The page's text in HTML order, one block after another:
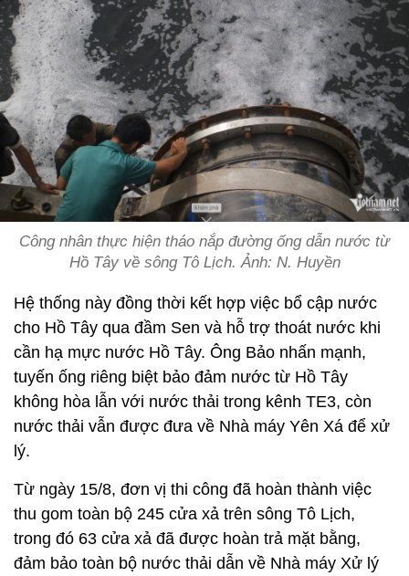
Công nhân thực hiện tháo nắp đường ống dẫn nước từ
Hồ Tây về sông Tô Lịch. Ảnh: N. Huyền
Hệ thống này đồng thời kết hợp việc bổ cập nước
cho Hồ Tây qua đầm Sen và hỗ trợ thoát nước khi
cần hạ mực nước Hồ Tây. Ông Bảo nhấn mạnh,
tuyến ống riêng biệt bảo đảm nước từ Hồ Tây
không hòa lẫn với nước thải trong kênh TE3, còn
nước thải vẫn được đưa về Nhà máy Yên Xá để xử
lý.
Từ ngày 15/8, đơn vị thi công đã hoàn thành việc
thu gom toàn bộ 245 cửa xả trên sông Tô Lịch,
trong đó 63 cửa xả đã được hoàn trả mặt bằng,
đảm bảo toàn bộ nước thải dẫn về Nhà máy Xử lý